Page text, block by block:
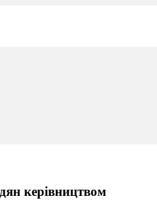
керівництвом